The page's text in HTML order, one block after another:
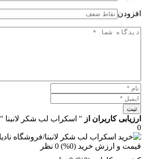
افزودن
ثبت
ارزیابی کاربران از " اسکراب لب شکر لانبنا "
0
قیمت و ارزش خرید (0%)
0 نظر